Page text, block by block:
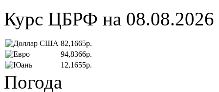
Курс ЦБРФ на 08.08.2026
82,1665р.
94,8366р.
12,1655р.
Погода